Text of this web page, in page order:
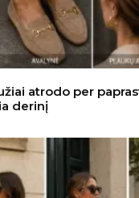
atrodo per
derinį